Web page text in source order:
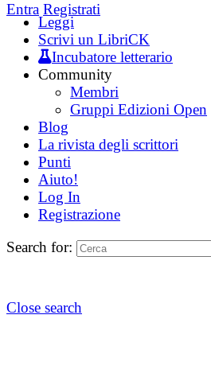
Entra Registrati
Leggi
Scrivi un LibriCK
Incubatore letterario
Community
Membri
Gruppi Edizioni Open
Blog
La rivista degli scrittori
Punti
Aiuto!
Log In
Registrazione
Search for:
Close search